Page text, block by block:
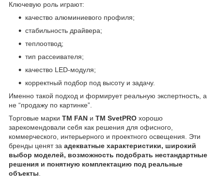
Ключевую роль играют:
качество алюминиевого профиля;
стабильность драйвера;
теплоотвод;
тип рассеивателя;
качество LED-модуля;
корректный подбор под высоту и задачу.
Именно такой подход и формирует реальную экспертность, а
не “продажу по картинке”.
Торговые марки ТМ FAN и ТМ SvetPRO хорошо
зарекомендовали себя как решения для офисного,
коммерческого, интерьерного и проектного освещения. Эти
бренды ценят за адекватные характеристики, широкий
выбор моделей, возможность подобрать нестандартные
решения и понятную комплектацию под реальные
объекты.